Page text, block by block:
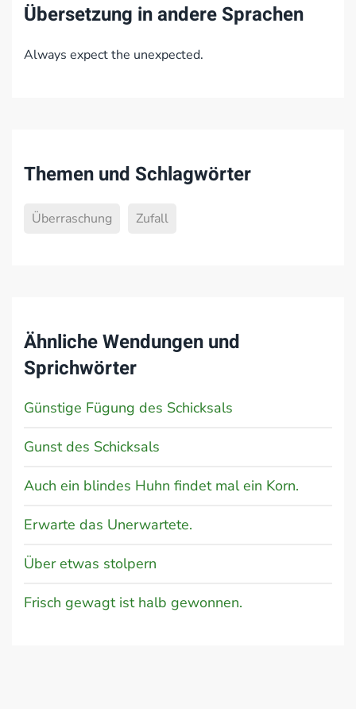
Übersetzung in andere Sprachen
Always expect the unexpected.
Themen und Schlagwörter
Überraschung Zufall
Ähnliche Wendungen und
Sprichwörter
Günstige Fügung des Schicksals
Gunst des Schicksals
Auch ein blindes Huhn findet mal ein Korn.
Erwarte das Unerwartete.
Über etwas stolpern
Frisch gewagt ist halb gewonnen.